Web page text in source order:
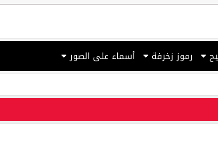
رموز زخرفة أسماء على الصور